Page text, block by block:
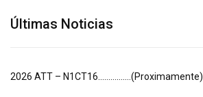
Últimas Noticias
2026 ATT – N1CT16…………….(Proximamente)